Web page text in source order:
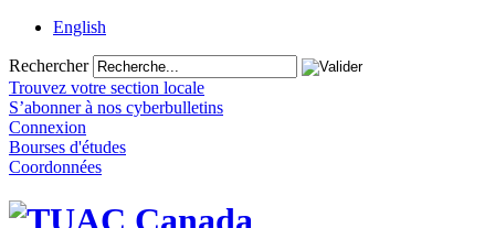
English
Rechercher
Trouvez votre section locale
S’abonner à nos cyberbulletins
Connexion
Bourses d'études
Coordonnées